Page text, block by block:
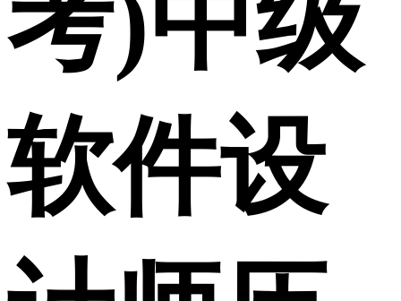
软件设